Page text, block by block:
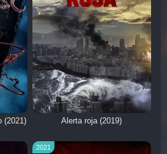
(2021) Alerta roja (2019)
2021